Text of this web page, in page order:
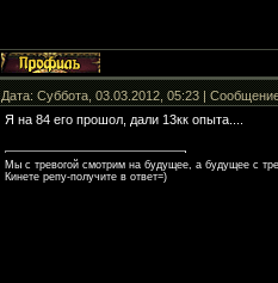
Дата: Суббота, 03.03.2012, 05:23 |
Я на 84 его прошол, дали 13кк опыта....
Мы с тревогой смотрим на будущее, а будущее с
Кинете репу-получите в ответ=)